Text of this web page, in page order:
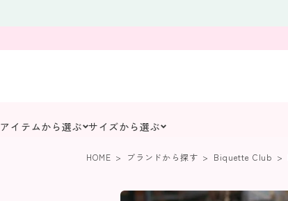
アイテムから選ぶ サイズから選ぶ
HOME ブランドから探す Biquette Club